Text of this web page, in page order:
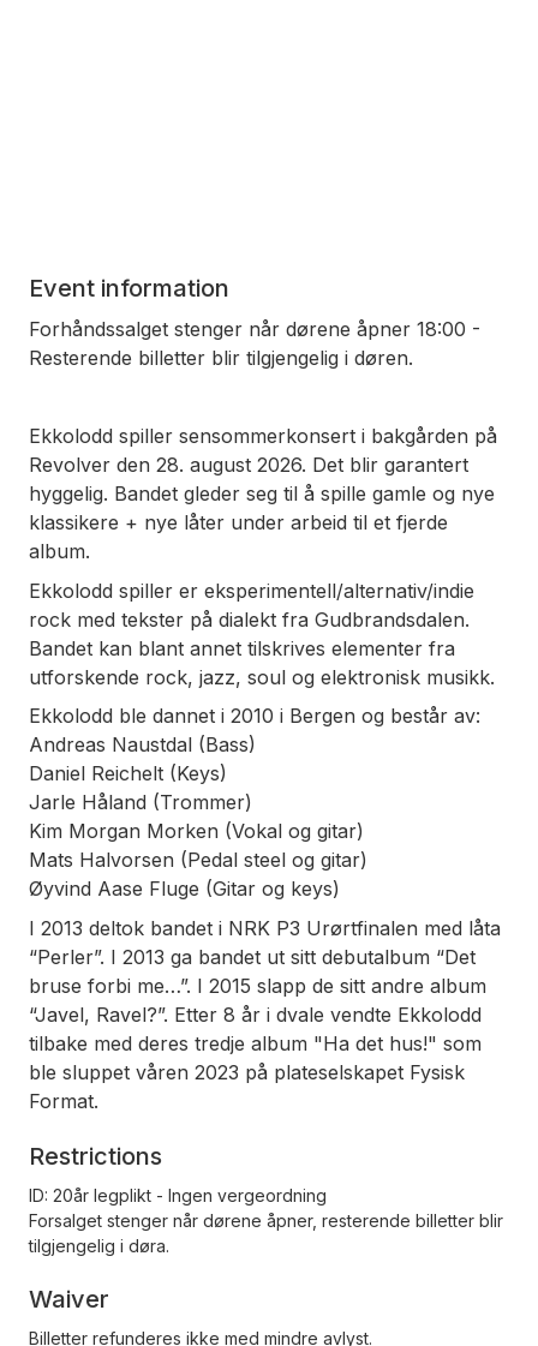
Event information
Forhåndssalget stenger når dørene åpner 18:00 -
Resterende billetter blir tilgjengelig i døren.
Ekkolodd spiller sensommerkonsert i bakgården på
Revolver den 28. august 2026. Det blir garantert
hyggelig. Bandet gleder seg til å spille gamle og nye
klassikere + nye låter under arbeid til et fjerde
album.
Ekkolodd spiller er eksperimentell/alternativ/indie
rock med tekster på dialekt fra Gudbrandsdalen.
Bandet kan blant annet tilskrives elementer fra
utforskende rock, jazz, soul og elektronisk musikk.
Ekkolodd ble dannet i 2010 i Bergen og består av:
Andreas Naustdal (Bass)
Daniel Reichelt (Keys)
Jarle Håland (Trommer)
Kim Morgan Morken (Vokal og gitar)
Mats Halvorsen (Pedal steel og gitar)
Øyvind Aase Fluge (Gitar og keys)
I 2013 deltok bandet i NRK P3 Urørtfinalen med låta
“Perler”. I 2013 ga bandet ut sitt debutalbum “Det
bruse forbi me…”. I 2015 slapp de sitt andre album
“Javel, Ravel?”. Etter 8 år i dvale vendte Ekkolodd
tilbake med deres tredje album "Ha det hus!" som
ble sluppet våren 2023 på plateselskapet Fysisk
Format.
Restrictions
ID: 20år legplikt - Ingen vergeordning
Forsalget stenger når dørene åpner, resterende billetter blir
tilgjengelig i døra.
Waiver
Billetter refunderes ikke med mindre avlyst.